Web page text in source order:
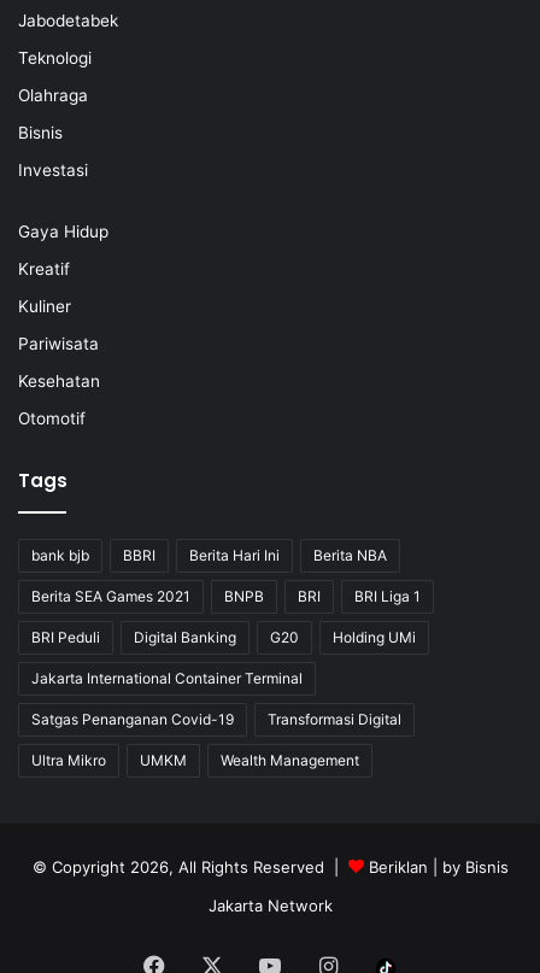
Jabodetabek
Teknologi
Olahraga
Bisnis
Investasi
Gaya Hidup
Kreatif
Kuliner
Pariwisata
Kesehatan
Otomotif
Tags
bank bjb BBRI Berita Hari Ini Berita NBA
Berita SEA Games 2021 BNPB BRI BRI Liga 1
BRI Peduli Digital Banking G20 Holding UMi
Jakarta International Container Terminal
Satgas Penanganan Covid-19 Transformasi Digital
Ultra Mikro UMKM Wealth Management
© Copyright 2026, All Rights Reserved | Beriklan | by Bisnis
Jakarta Network
Facebook YouTubeInstagram